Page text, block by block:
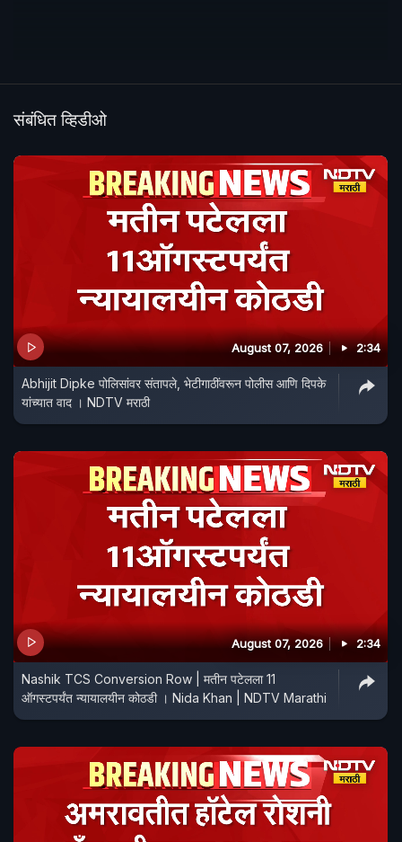
संबंधित व्हिडीओ
August 07, 2026 2:34
Abhijit Dipke पोलिसांवर संतापले, भेटीगाठींवरून पोलीस आणि दिपके
यांच्यात वाद । NDTV मराठी
August 07, 2026 2:34
Nashik TCS Conversion Row | मतीन पटेलला 11
ऑगस्टपर्यंत न्यायालयीन कोठडी । Nida Khan | NDTV Marathi